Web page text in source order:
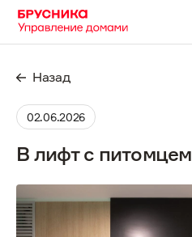
Назад
02.06.2026
В лифт с питомцем